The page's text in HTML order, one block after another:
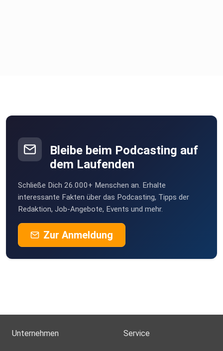
Bleibe beim Podcasting auf
dem Laufenden
Schließe Dich 26.000+ Menschen an. Erhalte
interessante Fakten über das Podcasting, Tipps der
Redaktion, Job-Angebote, Events und mehr.
Zur Anmeldung
Unternehmen Service